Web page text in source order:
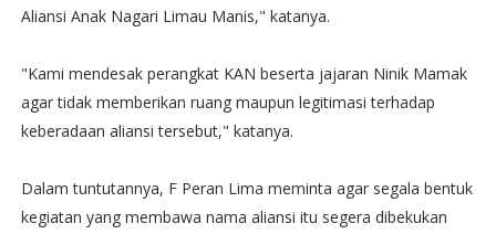
Aliansi Anak Nagari Limau Manis," katanya.
"Kami mendesak perangkat KAN beserta jajaran Ninik Mamak
agar tidak memberikan ruang maupun legitimasi terhadap
keberadaan aliansi tersebut," katanya.
Dalam tuntutannya, F Peran Lima meminta agar segala bentuk
kegiatan yang membawa nama aliansi itu segera dibekukan